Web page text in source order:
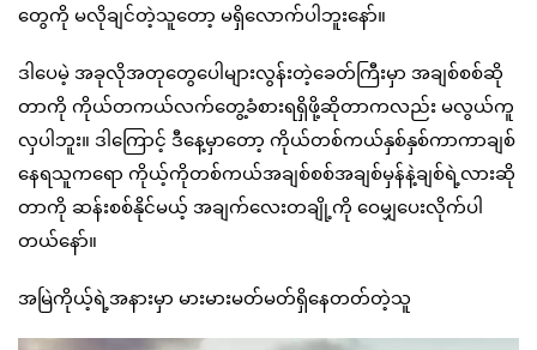
တွေကို မလိုချင်တဲ့သူတော့ မရှိလောက်ပါဘူးနော်။
ဒါပေမဲ့ အခုလိုအတုတွေပေါများလွန်းတဲ့ခေတ်ကြီးမှာ အချစ်စစ်ဆို
တာကို ကိုယ်တကယ်လက်တွေ့ခံစားရရှိဖို့ဆိုတာကလည်း မလွယ်ကူ
လှပါဘူး။ ဒါကြောင့် ဒီနေ့မှာတော့ ကိုယ်တစ်ကယ်နှစ်နှစ်ကာကာချစ်
နေရသူကရော ကိုယ့်ကိုတစ်ကယ်အချစ်စစ်အချစ်မှန်နဲ့ချစ်ရဲ့လားဆို
တာကို ဆန်းစစ်နိုင်မယ့် အချက်လေးတချို့ကို ဝေမျှပေးလိုက်ပါ
တယ်နော်။
အမြဲကိုယ့်ရဲ့အနားမှာ မားမားမတ်မတ်ရှိနေတတ်တဲ့သူ